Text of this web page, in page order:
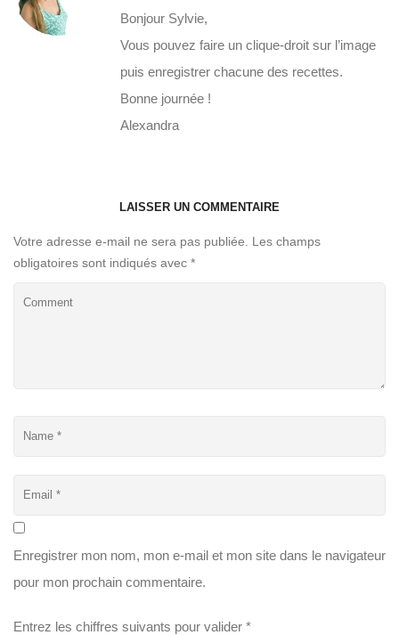
Bonjour Sylvie,
Vous pouvez faire un clique-droit sur l’image
puis enregistrer chacune des recettes.
Bonne journée !
Alexandra
LAISSER UN COMMENTAIRE
Votre adresse e-mail ne sera pas publiée.
Les champs
obligatoires sont indiqués avec *
Enregistrer mon nom, mon e-mail et mon site dans le navigateur
pour mon prochain commentaire.
Entrez les chiffres suivants pour valider *